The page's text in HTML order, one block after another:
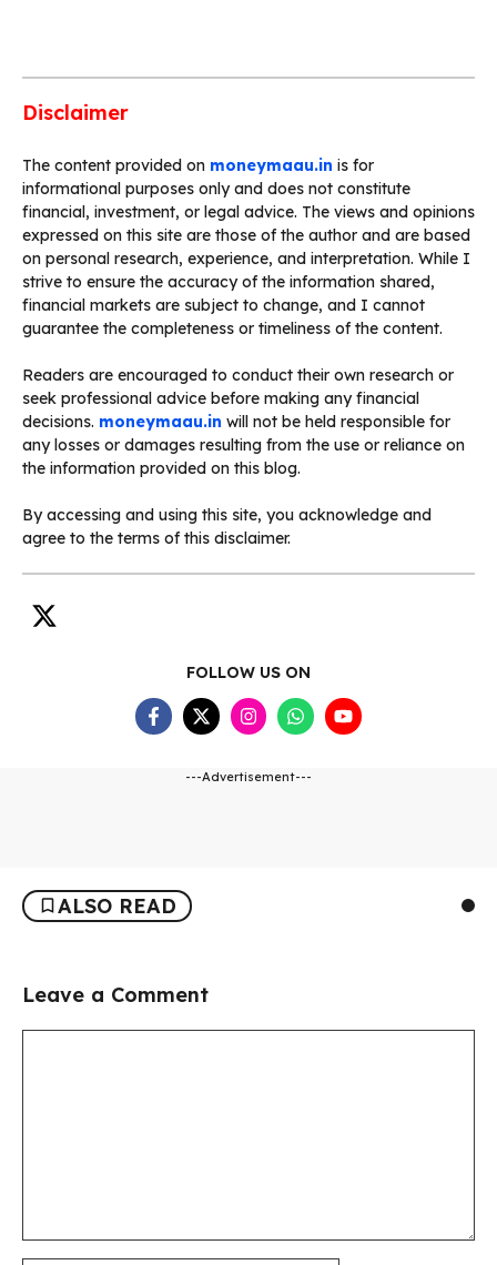
Disclaimer
The content provided on moneymaau.in is for
informational purposes only and does not constitute
financial, investment, or legal advice. The views and opinions
expressed on this site are those of the author and are based
on personal research, experience, and interpretation. While I
strive to ensure the accuracy of the information shared,
financial markets are subject to change, and I cannot
guarantee the completeness or timeliness of the content.
Readers are encouraged to conduct their own research or
seek professional advice before making any financial
decisions. moneymaau.in will not be held responsible for
any losses or damages resulting from the use or reliance on
the information provided on this blog.
By accessing and using this site, you acknowledge and
agree to the terms of this disclaimer.
FOLLOW US ON
---Advertisement---
ALSO READ
Leave a Comment